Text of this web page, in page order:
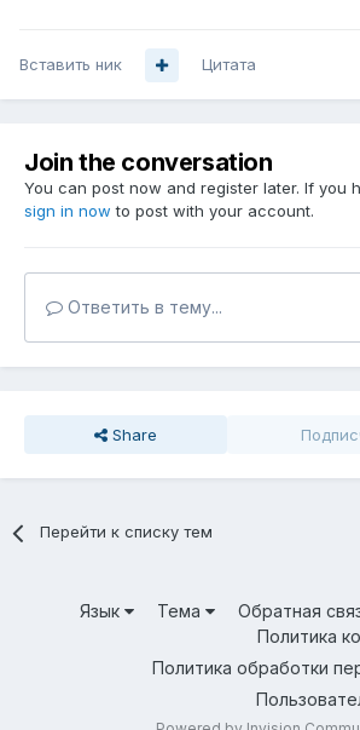
Вставить ник Цитата
Join the conversation
You can post now and register later. If you
sign in now to post with your account.
Ответить в тему...
Share
Перейти к списку тем
Язык Тема Обратная
Политика
Политика обработки